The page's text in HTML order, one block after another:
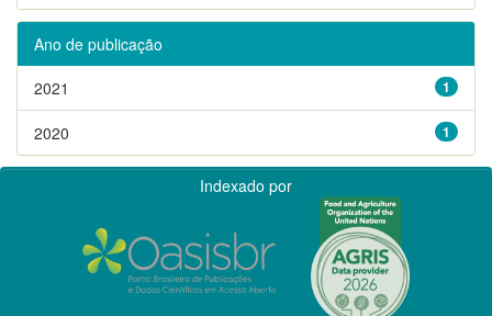
Ano de publicação
1
2021
1
2020
Indexado por